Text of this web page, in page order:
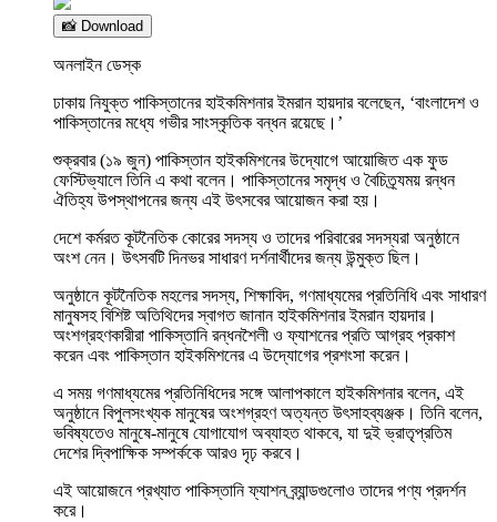
📸 Download
অনলাইন ডেস্ক
ঢাকায় নিযুক্ত পাকিস্তানের হাইকমিশনার ইমরান হায়দার বলেছেন, ‘বাংলাদেশ ও
পাকিস্তানের মধ্যে গভীর সাংস্কৃতিক বন্ধন রয়েছে।’
শুক্রবার (১৯ জুন) পাকিস্তান হাইকমিশনের উদ্যোগে আয়োজিত এক ফুড
ফেস্টিভ্যালে তিনি এ কথা বলেন। পাকিস্তানের সমৃদ্ধ ও বৈচিত্র্যময় রন্ধন
ঐতিহ্য উপস্থাপনের জন্য এই উৎসবের আয়োজন করা হয়।
দেশে কর্মরত কূটনৈতিক কোরের সদস্য ও তাদের পরিবারের সদস্যরা অনুষ্ঠানে
অংশ নেন। উৎসবটি দিনভর সাধারণ দর্শনার্থীদের জন্য উন্মুক্ত ছিল।
অনুষ্ঠানে কূটনৈতিক মহলের সদস্য, শিক্ষাবিদ, গণমাধ্যমের প্রতিনিধি এবং সাধারণ
মানুষসহ বিশিষ্ট অতিথিদের স্বাগত জানান হাইকমিশনার ইমরান হায়দার।
অংশগ্রহণকারীরা পাকিস্তানি রন্ধনশৈলী ও ফ্যাশনের প্রতি আগ্রহ প্রকাশ
করেন এবং পাকিস্তান হাইকমিশনের এ উদ্যোগের প্রশংসা করেন।
এ সময় গণমাধ্যমের প্রতিনিধিদের সঙ্গে আলাপকালে হাইকমিশনার বলেন, এই
অনুষ্ঠানে বিপুলসংখ্যক মানুষের অংশগ্রহণ অত্যন্ত উৎসাহব্যঞ্জক। তিনি বলেন,
ভবিষ্যতেও মানুষে-মানুষে যোগাযোগ অব্যাহত থাকবে, যা দুই ভ্রাতৃপ্রতিম
দেশের দ্বিপাক্ষিক সম্পর্ককে আরও দৃঢ় করবে।
এই আয়োজনে প্রখ্যাত পাকিস্তানি ফ্যাশন ব্র্যান্ডগুলোও তাদের পণ্য প্রদর্শন
করে।